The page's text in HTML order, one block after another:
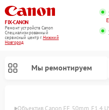
FIX-CANON
Ремонт устройств Canon
Специализированный
cервисный центр г.Нижний
Новгород
Мы ремонтируем
Объектив Canon EF 50mm F1.4